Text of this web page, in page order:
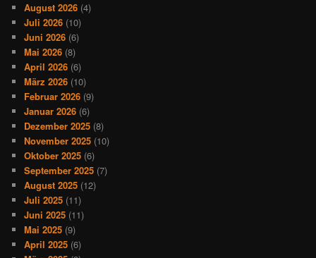
August 2026 (4)
Juli 2026 (10)
Juni 2026 (6)
Mai 2026 (8)
April 2026 (6)
März 2026 (10)
Februar 2026 (9)
Januar 2026 (6)
Dezember 2025 (8)
November 2025 (10)
Oktober 2025 (6)
September 2025 (7)
August 2025 (12)
Juli 2025 (11)
Juni 2025 (11)
Mai 2025 (9)
April 2025 (6)